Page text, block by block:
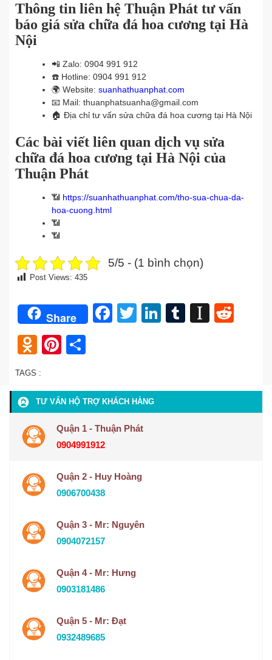
Thông tin liên hệ Thuận Phát tư vấn
báo giá sửa chữa đá hoa cương tại Hà
Nội
📲 Zalo: 0904 991 912
☎️ Hotline: 0904 991 912
🌍 Website: suanhathuanphat.com
📧 Mail: thuanphatsuanha@gmail.com
🏠 Địa chỉ tư vấn sửa chữa đá hoa cương tại Hà Nội
Các bài viết liên quan dịch vụ sửa
chữa đá hoa cương tại Hà Nội của
Thuận Phát
📶 https://suanhathuanphat.com/tho-sua-chua-da-
hoa-cuong.html
📶
📶
5/5 - (1 bình chọn)
Post Views: 435
Share Facebook
TwitterLinkedIn
Tumblr
Odnoklassniki
Pinterest
TAGS :
TƯ VẤN HỘ TRỢ KHÁCH HÀNG
Quận 1 - Thuận Phát
0904991912
Quận 2 - Huy Hoàng
0906700438
Quận 3 - Mr: Nguyên
0904072157
Quận 4 - Mr: Hưng
0903181486
Quận 5 - Mr: Đạt
0932489685